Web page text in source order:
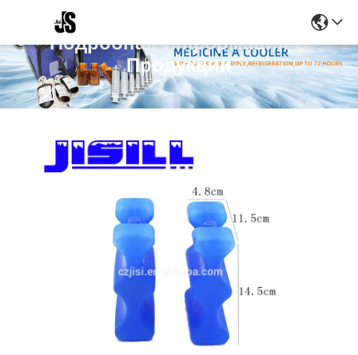
Подробная Информация О
Продукции